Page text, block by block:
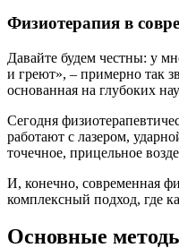
Физиотерапия в
Давайте будем честны: у
и греют», – примерно так
основанная на глубоких
Сегодня
работают с лазером,
точечное, прицельное
И, конечно, современная
комплексный подход, где
Основные